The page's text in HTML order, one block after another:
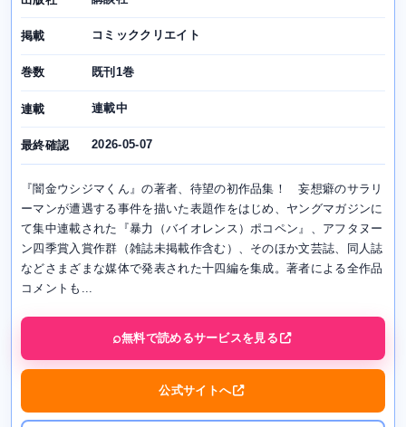
掲載 コミッククリエイト
巻数 既刊1巻
連載 連載中
最終確認 2026-05-07
『闇金ウシジマくん』の著者、待望の初作品集！ 妄想癖のサラリ
ーマンが遭遇する事件を描いた表題作をはじめ、ヤングマガジンに
て集中連載された『暴力（バイオレンス）ポコペン』、アフタヌー
ン四季賞入賞作群（雑誌未掲載作含む）、そのほか文芸誌、同人誌
などさまざまな媒体で発表された十四編を集成。著者による全作品
コメントも...
無料で読めるサービスを見る
公式サイトへ